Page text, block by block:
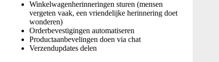
Winkelwagenherinneringen sturen (mensen
vergeten vaak, een vriendelijke herinnering doet
wonderen)
Orderbevestigingen automatiseren
Productaanbevelingen doen via chat
Verzendupdates delen